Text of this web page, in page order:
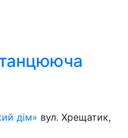
дім» вул. Хрещатик,